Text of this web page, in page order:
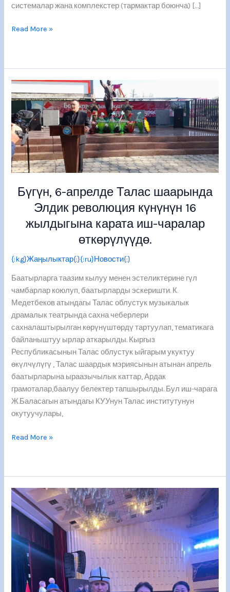
системалар жана комплекстер (тармактар боюнча) […]
Read More »
Бүгүн, 6-апрелде Талас шаарында
Элдик революция күнүнүн 16
жылдыгына карата иш-чаралар
өткөрүлүүдө.
{:kg}Жаңылыктар{:}{:ru}Новости{:}
Баатырларга таазим кылуу менен эстеликтерине гүл
чамбарлар коюлуп, баатырларды эскеришти. К.
Медетбеков атындагы Талас облустук музыкалык
драмалык театрында сахна чеберлери
сахналаштырылган көрүнүштөрдү тартуулап, тематикага
байланыштуу ырлар аткарылды. Кыргыз
Республикасынын Талас облустук ыйгарым укуктуу
өкүлчүлүгү , Талас шаардык мэриясынын атынан апрель
баатырларына ыраазычылык каттар, Ардак
грамоталар,баалуу белектер тапшырылды. Бул иш-чарага
Ж.Баласагын атындагы КУУнун Талас институтунун
окутуучулары,
Бүгүн,
6-
апрелде
Талас
шаарында
Элдик
революция
күнүнүн
жылдыгына
карата
Read More »
02.04.2026
ж.